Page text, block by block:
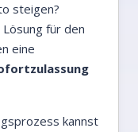
steigen?
für den
eine
kannst